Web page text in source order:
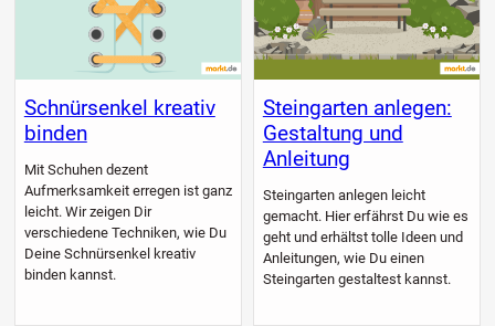
Schnürsenkel kreativ
binden
Mit Schuhen dezent
Aufmerksamkeit erregen ist ganz
leicht. Wir zeigen Dir
verschiedene Techniken, wie Du
Deine Schnürsenkel kreativ
binden kannst.
Steingarten anlegen:
Gestaltung und
Anleitung
Steingarten anlegen leicht
gemacht. Hier erfährst Du wie es
geht und erhältst tolle Ideen und
Anleitungen, wie Du einen
Steingarten gestaltest kannst.